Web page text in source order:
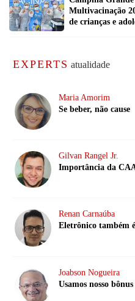
Multivacinação
de crianças e
EXPERTS atualidade
Maria Amorim
Se beber, não cause
Gilvan Rangel Jr.
Importância da
Renan Carnaúba
Eletrônico também
Joabson Nogueira
Usamos nosso